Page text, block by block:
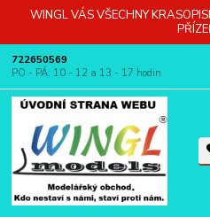
WINGL VÁS VŠECHNY
722650569
PO - PÁ: 10 - 12 a 13 - 17 hodin